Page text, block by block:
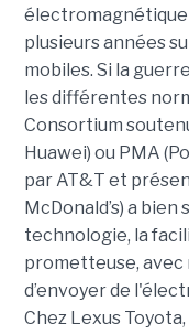
plusieurs années
mobiles. Si la
les différentes
Consortium
Huawei) ou PMA
par AT&T et
McDonald’s) a
technologie, la
prometteuse,
d’envoyer de
Chez Lexus